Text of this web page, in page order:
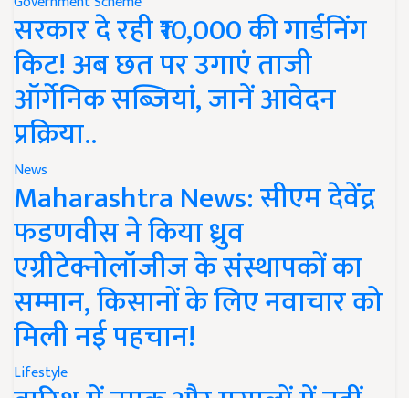
सरकार दे रही ₹10,000 की गार्डनिंग
किट! अब छत पर उगाएं ताजी
ऑर्गेनिक सब्जियां, जानें आवेदन
प्रक्रिया..
News
Maharashtra News: सीएम देवेंद्र
फडणवीस ने किया ध्रुव
एग्रीटेक्नोलॉजीज के संस्थापकों का
सम्मान, किसानों के लिए नवाचार को
मिली नई पहचान!
Lifestyle